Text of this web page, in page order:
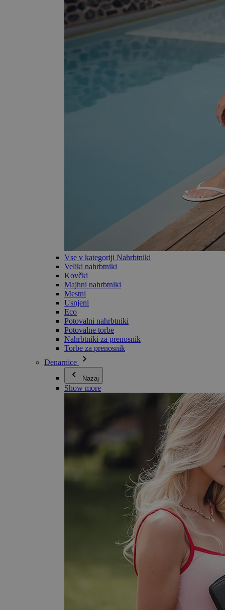
Vse v kategoriji Nahrbtniki
Veliki nahrbtniki
Kovčki
Majhni nahrbtniki
Mestni
Usnjeni
Eco
Potovalni nahrbtniki
Potovalne torbe
Nahrbtniki za prenosnik
Torbe za prenosnik
Denarnice
Nazaj
Show more